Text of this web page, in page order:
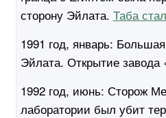
сторону Эйлата. Таба
1991 год, январь: Большая
Эйлата. Открытие завода
1992 год, июнь: Сторож
лаборатории был убит